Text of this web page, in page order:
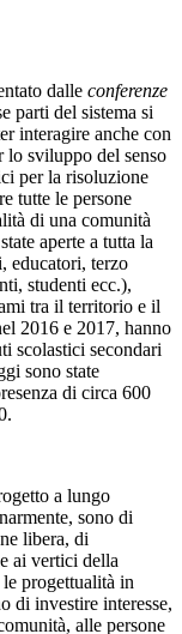
dalle conferenze
parti del sistema si
interagire anche con
lo sviluppo del senso
per la risoluzione
tutte le persone
di una comunità
aperte a tutta la
educatori, terzo
studenti ecc.),
tra il territorio e il
2016 e 2017, hanno
scolastici secondari
sono state
di circa 600
a lungo
sono di
libera, di
ai vertici della
le progettualità in
di investire interesse,
alle persone